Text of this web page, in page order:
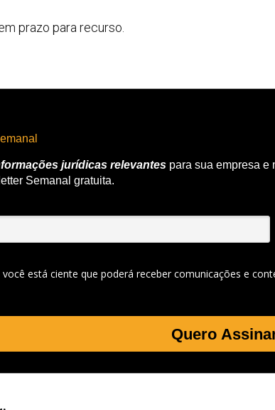
prazo para recurso.
jurídicas relevantes para sua empresa e
Semanal gratuita.
está ciente que poderá receber comunicações e
Quero